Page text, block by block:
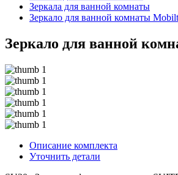
Зеркала для ванной комнаты
Зеркало для ванной комнаты
Зеркало для ванной
Описание комплекта
Уточнить детали